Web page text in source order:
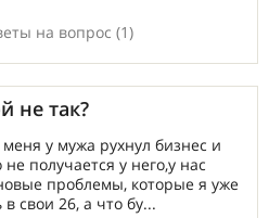
на вопрос (1)
не так?
у мужа рухнул бизнес и
получается у него,у нас
проблемы, которые я уже
свои 26, а что бу...